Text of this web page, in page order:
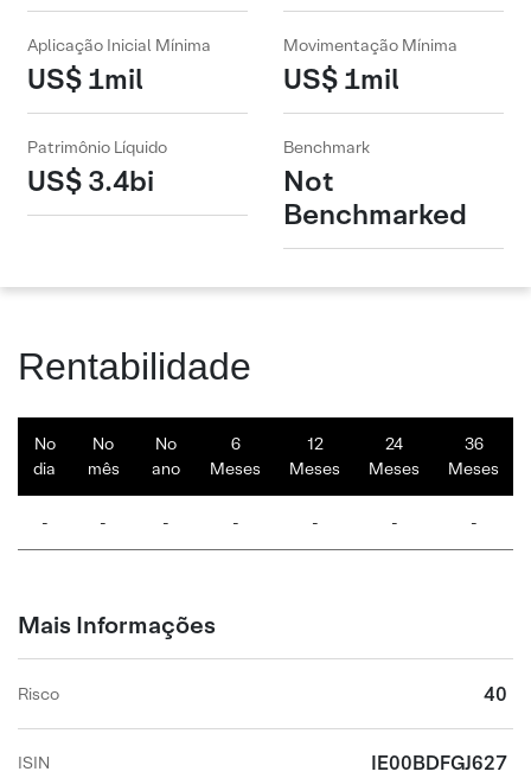
Aplicação Inicial Mínima
US$ 1mil
Movimentação Mínima
US$ 1mil
Patrimônio Líquido
US$ 3.4bi
Benchmark
Not
Benchmarked
Rentabilidade
No
dia
No
mês
No
ano
6
Meses
12
Meses
24
Meses
36
Meses
- - - - - - -
Mais Informações
Risco 40
ISIN IE00BDFGJ627